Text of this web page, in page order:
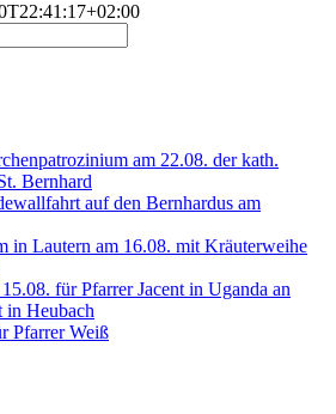
am 22.08. der kath.
Bernhard
auf den Bernhardus am
in Lautern am 16.08. mit Kräuterweihe
für Pfarrer Jacent in Uganda an
Heubach
Pfarrer Weiß